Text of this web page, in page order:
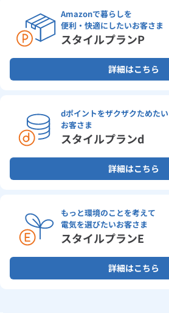
Amazonで暮らしを
便利・快適にしたいお客さま
スタイルプランP
詳細はこちら
dポイントをザクザクためたい
お客さま
スタイルプランd
詳細はこちら
もっと環境のことを考えて
電気を選びたいお客さま
スタイルプランE
詳細はこちら